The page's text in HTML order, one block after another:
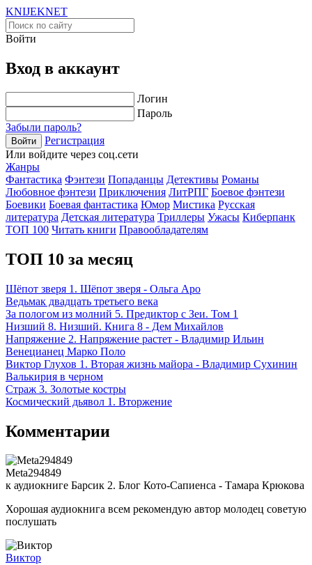
KNIJEKNET
Войти
Вход в аккаунт
Логин
Пароль
Забыли пароль?
Войти
Регистрация
Или войдите через соц.сети
Жанры
Фантастика Фэнтези Попаданцы Детективы Романы
Любовное фэнтези Приключения ЛитРПГ Боевое фэнтези
Боевики Боевая фантастика Юмор Мистика Русская
литература Детская литература Триллеры Ужасы Киберпанк
ТОП 100 Читать книги Правообладателям
ТОП 10 за месяц
Шёпот зверя 1. Шёпот зверя - Ольга Аро
Ведьмак двадцать третьего века
За пологом из молний 5. Предиктор с Зеи. Том 1
Низший 8. Низший. Книга 8 - Дем Михайлов
Напряжение 2. Напряжение растет - Владимир Ильин
Венецианец Марко Поло
Виктор Глухов 1. Вторая жизнь майора - Владимир Сухинин
Валькирия в черном
Страж 3. Золотые костры
Космический дьявол 1. Вторжение
Комментарии
Meta294849
к аудиокниге Барсик 2. Блог Кото-Сапиенса - Тамара Крюкова
Хорошая аудиокнига всем рекомендую автор молодец советую
послушать
Виктор